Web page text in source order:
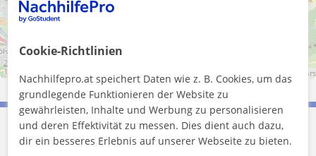
2 km
1 mi
Leaflet | © OpenStreetMap contributors
Lukas kontaktieren
Cookie-Richtlinien
Nachhilfepro.at speichert Daten wie z. B. Cookies, um das
grundlegende Funktionieren der Website zu
gewährleisten, Inhalte und Werbung zu personalisieren
und deren Effektivität zu messen. Dies dient auch dazu,
dir ein besseres Erlebnis auf unserer Webseite zu bieten.